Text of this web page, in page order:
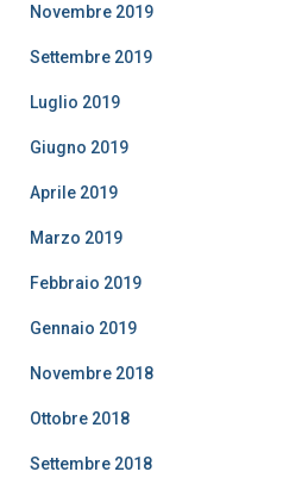
Novembre 2019
Settembre 2019
Luglio 2019
Giugno 2019
Aprile 2019
Marzo 2019
Febbraio 2019
Gennaio 2019
Novembre 2018
Ottobre 2018
Settembre 2018